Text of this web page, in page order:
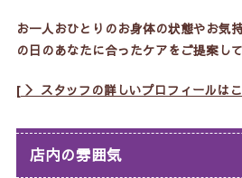
お一人おひとりのお身体の状態やお気
の日のあなたに合ったケアをご提案して
[ ＞ スタッフの詳しいプロフィールは
店内の雰囲気